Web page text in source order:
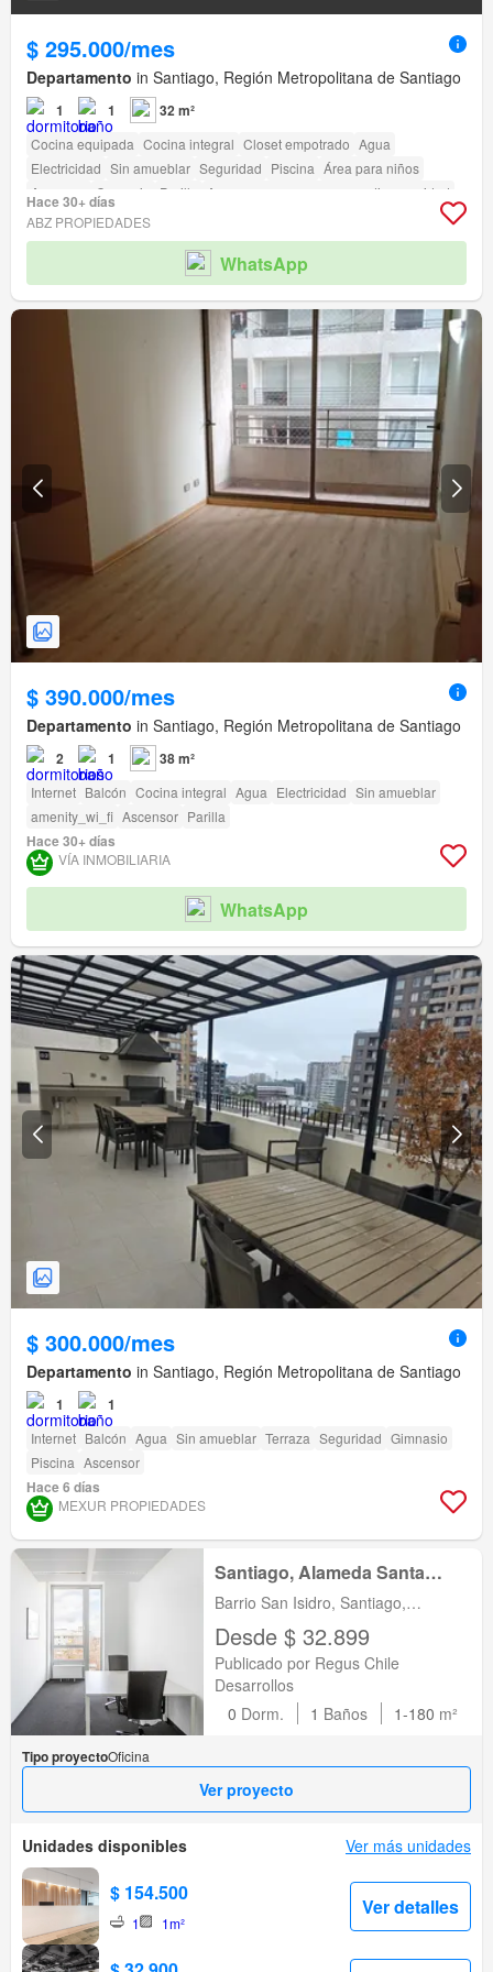
$ 295.000/mes
Departamento in Santiago, Región Metropolitana de Santiago
1 1 32 m²
Cocina equipada Cocina integral Closet empotrado Agua
Electricidad Sin amueblar Seguridad Piscina Área para niños
Ascensor
Conserje Parilla Acceso para personas con discapacidad
Hace 30+ días
ABZ PROPIEDADES
WhatsApp
$ 390.000/mes
Departamento in Santiago, Región Metropolitana de Santiago
2 1 38 m²
Internet Balcón Cocina integral Agua Electricidad Sin amueblar
amenity_wi_fi Ascensor Parilla
Hace 30+ días
VÍA INMOBILIARIA
WhatsApp
$ 300.000/mes
Departamento in Santiago, Región Metropolitana de Santiago
1 1
Internet Balcón Agua Sin amueblar Terraza Seguridad Gimnasio
Piscina Ascensor
Hace 6 días
MEXUR PROPIEDADES
Santiago, Alameda Santa
Rosa
Barrio San Isidro, Santiago,
Santiago, Metropolitana de Santiago
Desde $ 32.899
Publicado por Regus Chile
Desarrollos
0 Dorm. 1 Baños 1-180 m²
Tipo proyectoOficina
Ver proyecto
Unidades disponibles Ver más unidades
$ 154.500
1 1m²
Ver detalles